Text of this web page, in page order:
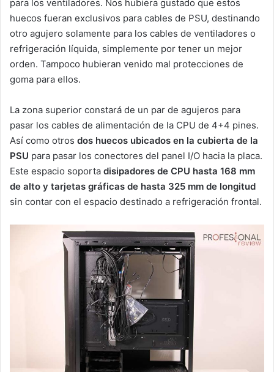
para los ventiladores. Nos hubiera gustado que estos
huecos fueran exclusivos para cables de PSU, destinando
otro agujero solamente para los cables de ventiladores o
refrigeración líquida, simplemente por tener un mejor
orden. Tampoco hubieran venido mal protecciones de
goma para ellos.
La zona superior constará de un par de agujeros para
pasar los cables de alimentación de la CPU de 4+4 pines.
Así como otros dos huecos ubicados en la cubierta de la
PSU para pasar los conectores del panel I/O hacia la placa.
Este espacio soporta disipadores de CPU hasta 168 mm
de alto y tarjetas gráficas de hasta 325 mm de longitud
sin contar con el espacio destinado a refrigeración frontal.